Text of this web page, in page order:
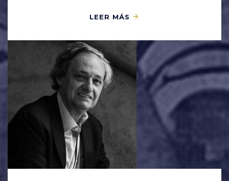
LEER MÁS